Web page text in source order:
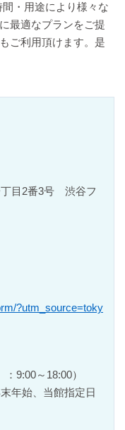
・用途により様々な
最適なプランをご提
ご利用頂けます。是
目2番3号 渋谷フ
?utm_source=toky
9:00～18:00）
年始、当館指定日